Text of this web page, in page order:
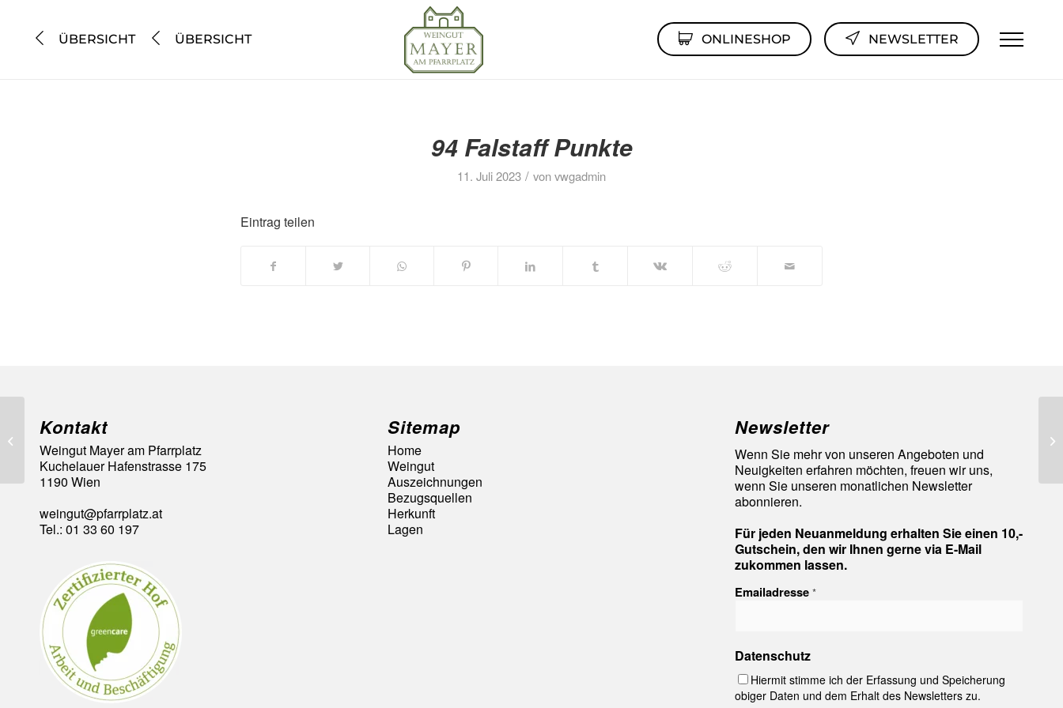
ÜBERSICHT ÜBERSICHT ONLINESHOP NEWSLETTER
94 Falstaff Punkte
11. Juli 2023 / vonvwgadmin
Eintrag teilen
Kontakt
Weingut Mayer am Pfarrplatz
Kuchelauer Hafenstrasse 175
1190 Wien
weingut@pfarrplatz.at
Tel.: 01 33 60 197
Sitemap
Home
Weingut
Auszeichnungen
Bezugsquellen
Herkunft
Lagen
Newsletter
Wenn Sie mehr von unseren Angeboten und
Neuigkeiten erfahren möchten, freuen wir uns,
wenn Sie unseren monatlichen Newsletter
abonnieren.
Für jeden Neuanmeldung erhalten Sie einen 10,-
Gutschein, den wir Ihnen gerne via E-Mail
zukommen lassen.
Emailadresse*
Datenschutz
Hiermit stimme ich der Erfassung und Speicherung
obiger Daten und dem Erhalt des Newsletters zu.